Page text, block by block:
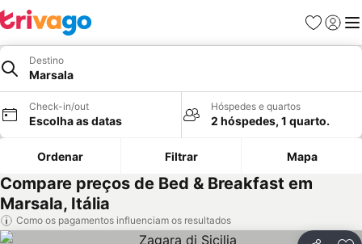
Favoritos
Iniciar
Destino
Marsala
Check-in/out
Escolha as datas
Hóspedes e quartos
2 hóspedes, 1 quarto.
Ordenar Filtrar Mapa
Compare preços de Bed & Breakfast em
Marsala, Itália
Como os pagamentos influenciam os resultados